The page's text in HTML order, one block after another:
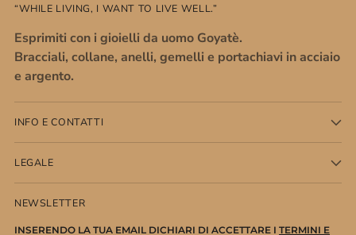
“WHILE LIVING, I WANT TO LIVE WELL.”
Esprimiti con i gioielli da uomo Goyatè.
Bracciali, collane, anelli, gemelli e portachiavi in acciaio
e argento.
INFO E CONTATTI
LEGALE
NEWSLETTER
INSERENDO LA TUA EMAIL DICHIARI DI ACCETTARE I TERMINI E